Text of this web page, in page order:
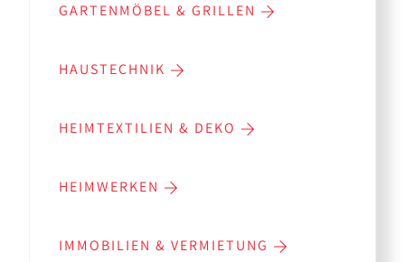
GARTENMÖBEL & GRILLEN
HAUSTECHNIK
HEIMTEXTILIEN & DEKO
HEIMWERKEN
IMMOBILIEN & VERMIETUNG